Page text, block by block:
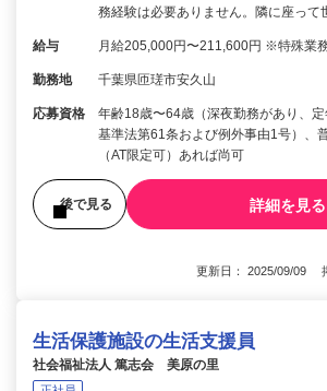
務経験は必要ありません。隣に座って
給与 月給205,000円〜211,600円 ※特殊業
勤務地 千葉県匝瑳市安久山
応募資格
年齢18歳〜64歳（深夜勤務があり、
基準法第61条および例外事由1号）、
（AT限定可）あれば尚可
後で見る 詳細を見る
更新日： 2025/09/09
生活保護施設の生活支援員
社会福祉法人 篤志会 美原の里